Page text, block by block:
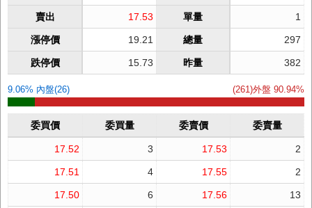
賣出 17.53 單量 1
漲停價 19.21 總量 297
跌停價 15.73 昨量 382
9.06% 內盤(26) (261)外盤 90.94%
委買價 委買量 委賣價 委賣量
17.52 3 17.53 2
17.51 4 17.55 2
17.50 6 17.56 13